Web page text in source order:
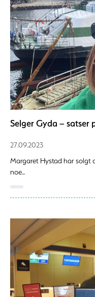
Selger Gyda – satser
27.09.2023
Margaret Hystad har solgt
noe...